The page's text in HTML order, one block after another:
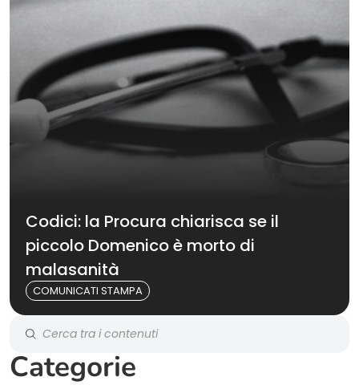
Codici: la Procura chiarisca se il
piccolo Domenico è morto di
malasanità
COMUNICATI STAMPA
Categorie